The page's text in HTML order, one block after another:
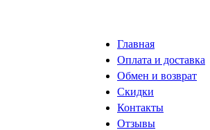
Главная
Оплата и доставка
Обмен и возврат
Скидки
Контакты
Отзывы